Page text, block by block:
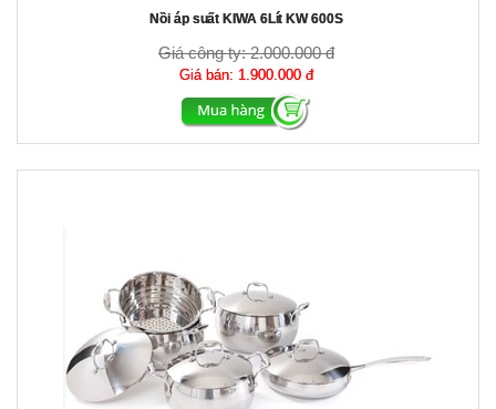
Nồi áp suất KIWA 6Lít KW 600S
Giá công ty:2.000.000 đ
Giá bán: 1.900.000 đ